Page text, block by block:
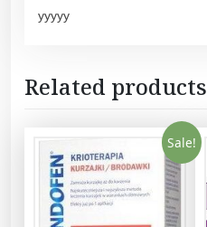
yyyyy
Related products
Sale!